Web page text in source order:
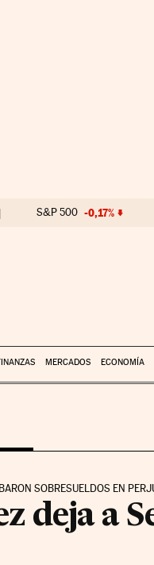
S&P 500 -0,17%
MERCADOS ECONOMÍA
SOBRESUELDOS EN
deja a